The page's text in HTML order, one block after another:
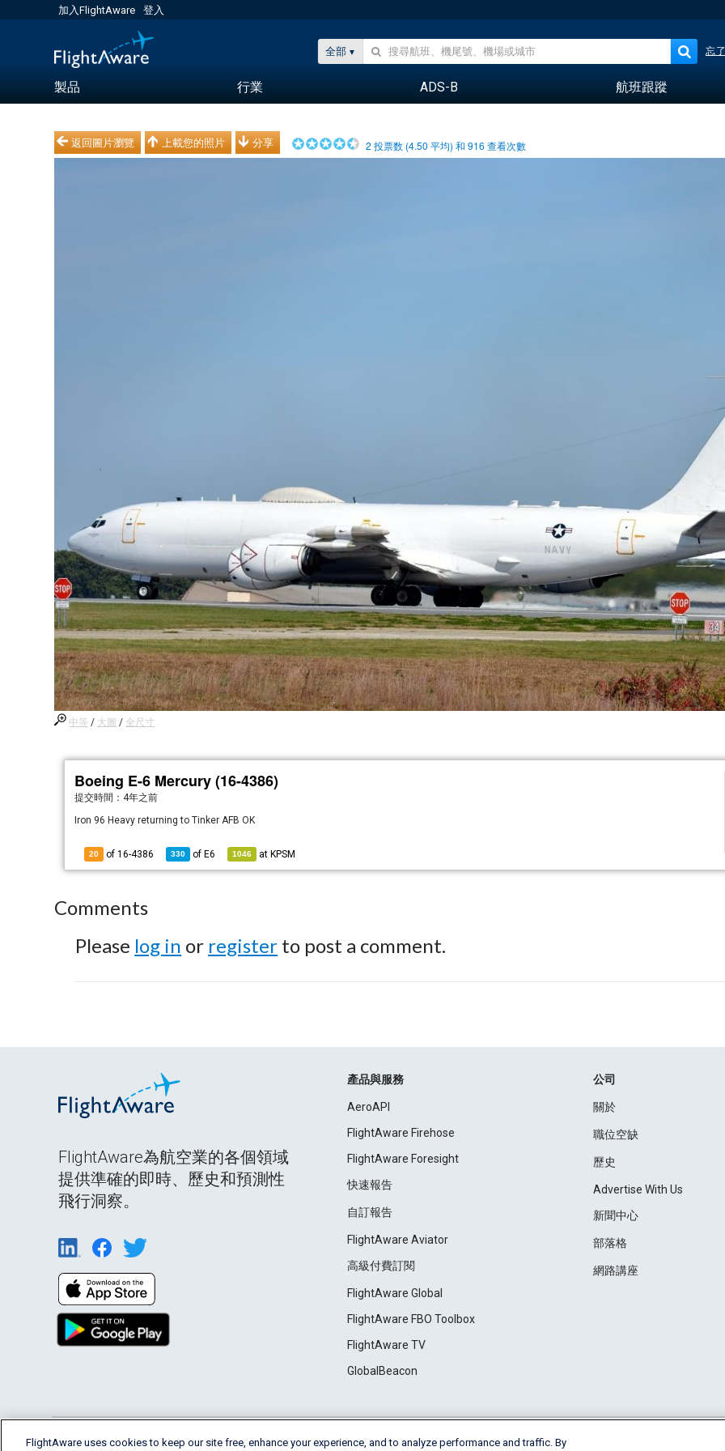
加入FlightAware 登入
全部 忘
製品 行業 ADS-B 航班跟蹤
返回圖片瀏覽 上載您的照片 分享 2 投票数 (4.50 平均) 和916 查看次數
中等 / 大圖 / 全尺寸
Boeing E-6 Mercury (16-4386)
提交時間： 4年之前
Iron 96 Heavy returning to Tinker AFB OK
20 of 16-4386 330 of E6 1046 at KPSM
Comments
Please log in or register to post a comment.
FlightAware為航空業的各個領域
提供準確的即時、歷史和預測性
飛行洞察。
產品與服務
AeroAPI
FlightAware Firehose
FlightAware Foresight
快速報告
自訂報告
FlightAware Aviator
高級付費訂閱
FlightAware Global
FlightAware FBO Toolbox
FlightAware TV
GlobalBeacon
公司
關於
職位空缺
歷史
Advertise With Us
新聞中心
部落格
網路講座
English (USA) 2026 FlightAware Terms of Use Privacy Cookie Settings
FlightAware uses cookies to keep our site free, enhance your experience, and to analyze performance and traffic. By